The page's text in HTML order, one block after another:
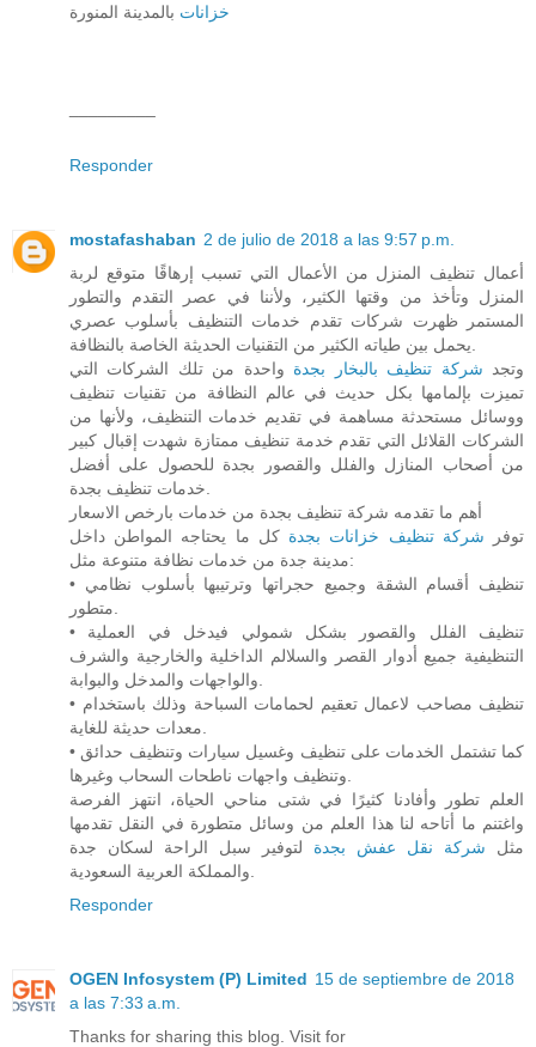
خزانات بالمدينة المنورة
Responder
mostafashaban 2 de julio de 2018 a las 9:57 p.m.
أعمال تنظيف المنزل من الأعمال التي تسبب إرهاقًا متوقع لربة
المنزل وتأخذ من وقتها الكثير، ولأننا في عصر التقدم والتطور
المستمر ظهرت شركات تقدم خدمات التنظيف بأسلوب عصري
وتجد شركة تنظيف بالبخار بجدة واحدة من تلك الشركات التي
تميزت بإلمامها بكل حديث في عالم النظافة من تقنيات تنظيف
ووسائل مستحدثة مساهمة في تقديم خدمات التنظيف، ولأنها من
الشركات القلائل التي تقدم خدمة تنظيف ممتازة شهدت إقبال كبير
من أصحاب المنازل والفلل والقصور بجدة للحصول على أفضل
أهم ما تقدمه شركة تنظيف بجدة من خدمات بارخص الاسعار
توفر شركة تنظيف خزانات بجدة كل ما يحتاجه المواطن داخل
مدينة جدة من خدمات نظافة متنوعة مثل:
• تنظيف أقسام الشقة وجميع حجراتها وترتيبها بأسلوب نظامي
• تنظيف الفلل والقصور بشكل شمولي فيدخل في العملية
التنظيفية جميع أدوار القصر والسلالم الداخلية والخارجية والشرف
• تنظيف مصاحب لاعمال تعقيم لحمامات السباحة وذلك باستخدام
• كما تشتمل الخدمات على تنظيف وغسيل سيارات وتنظيف حدائق
العلم تطور وأفادنا كثيرًا في شتى مناحي الحياة، انتهز الفرصة
واغتنم ما أتاحه لنا هذا العلم من وسائل متطورة في النقل تقدمها
مثل شركة نقل عفش بجدة لتوفير سبل الراحة لسكان جدة
Responder
OGEN Infosystem (P) Limited 15 de septiembre de 2018
a las 7:33 a.m.
Thanks for sharing this blog. Visit for